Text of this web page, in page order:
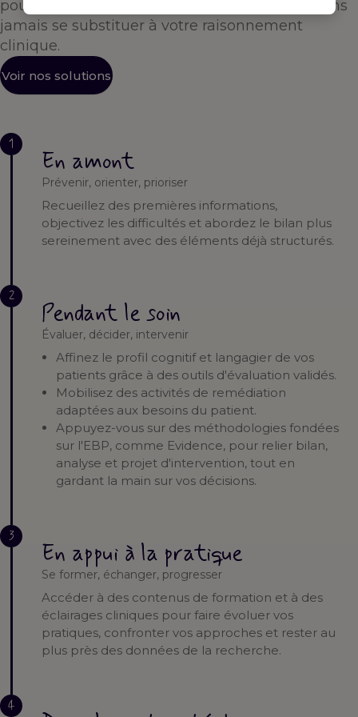
pour vous accompagner à chaque étape — sans
jamais se substituer à votre raisonnement
clinique.
Voir nos solutions
1
En amont
Prévenir, orienter, prioriser
Recueillez des premières informations,
objectivez les difficultés et abordez le bilan plus
sereinement avec des éléments déjà structurés.
2
Pendant le soin
Évaluer, décider, intervenir
Affinez le profil cognitif et langagier de vos
patients grâce à des outils d'évaluation validés.
Mobilisez des activités de remédiation
adaptées aux besoins du patient.
Appuyez-vous sur des méthodologies fondées
sur l'EBP, comme Evidence, pour relier bilan,
analyse et projet d'intervention, tout en
gardant la main sur vos décisions.
3
En appui à la pratique
Se former, échanger, progresser
Accéder à des contenus de formation et à des
éclairages cliniques pour faire évoluer vos
pratiques, confronter vos approches et rester au
plus près des données de la recherche.
4